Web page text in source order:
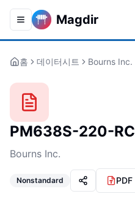
Toggle navigation menu
Magdir
홈 데이터시트 Bourns Inc.
PM638S-220-RC
Bourns Inc.
Nonstandard PDF